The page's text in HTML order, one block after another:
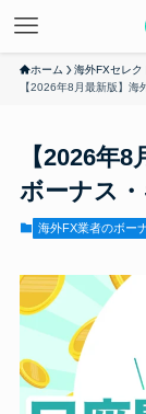
ホーム 海外FXセレク
【2026年8月最新版】海
【2026年
ボーナス
海外FX業者のボー